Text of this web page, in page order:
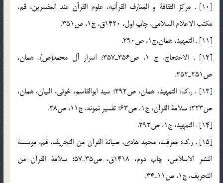
[10] . مركز الثقافة و المعارف القرآنيه، علوم القرآن عند المفسرين، قم،
مكتب الاعلام السلامي، چاپ اول، 1420ق، ج1، ص351.
[11] . التمهيد، همان،ج1، ص290.
[12] . الاحتجاج، ج 1، ص356ـ357؛ اسرار آل محمد(ص)، همان،
ص251ـ252.
[13] . ر.ك: التمهيد، همان، ص292؛ سيد ابوالقاسم، خوئي، البيان، همان،
ص223؛ سلامة القرآن، ج1، ص63؛ تفسير نمونه، ج11، ص28.
[14] . التمهيد، ج1، ص293.
[15] . ر.ك: معرفت، محمد هادي، صيانة القرآن من التحريف، قم، موسسة
النشر الاسلامي، چاپ دوم، 1418ق، ص35ـ57؛ سلامة القرآن من
التحريف، ج1، ص11ـ34.